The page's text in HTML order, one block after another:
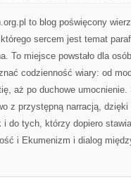
to blog poświęcony
którego sercem jest temat
To miejsce powstało dla
codzienność wiary: od
aż po duchowe umocnienie.
z przystępną narracją,
do tych, którzy dopiero
i Ekumenizm i dialog